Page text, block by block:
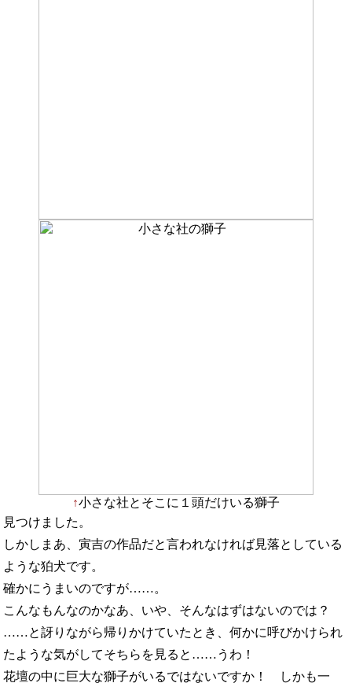
↑小さな社とそこに１頭だけいる獅子
見つけました。
しかしまあ、寅吉の作品だと言われなければ見落としている
ような狛犬です。
確かにうまいのですが……。
こんなもんなのかなあ、いや、そんなはずはないのでは？
……と訝りながら帰りかけていたとき、何かに呼びかけられ
たような気がしてそちらを見ると……うわ！
花壇の中に巨大な獅子がいるではないですか！ しかも一